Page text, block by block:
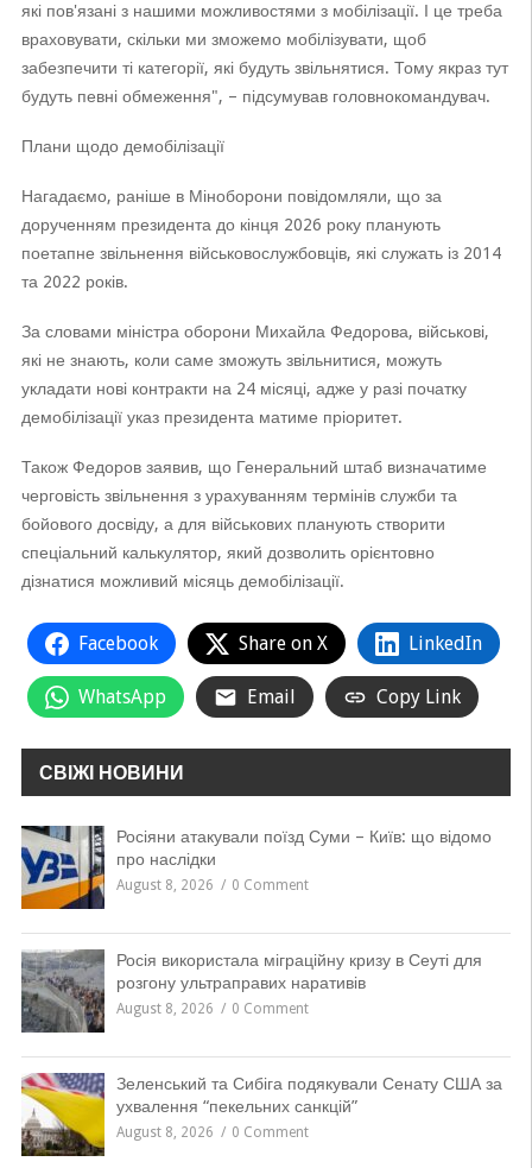
які пов'язані з нашими можливостями з мобілізації. І це треба
враховувати, скільки ми зможемо мобілізувати, щоб
забезпечити ті категорії, які будуть звільнятися. Тому якраз тут
будуть певні обмеження", – підсумував головнокомандувач.
Плани щодо демобілізації
Нагадаємо, раніше в Міноборони повідомляли, що за
дорученням президента до кінця 2026 року планують
поетапне звільнення військовослужбовців, які служать із 2014
та 2022 років.
За словами міністра оборони Михайла Федорова, військові,
які не знають, коли саме зможуть звільнитися, можуть
укладати нові контракти на 24 місяці, адже у разі початку
демобілізації указ президента матиме пріоритет.
Також Федоров заявив, що Генеральний штаб визначатиме
черговість звільнення з урахуванням термінів служби та
бойового досвіду, а для військових планують створити
спеціальний калькулятор, який дозволить орієнтовно
дізнатися можливий місяць демобілізації.
Facebook Share on X LinkedIn
WhatsApp Email Copy Link
СВІЖІ НОВИНИ
Росіяни атакували поїзд Суми – Київ: що відомо
про наслідки
August 8, 2026 0 Comment
Росія використала міграційну кризу в Сеуті для
розгону ультраправих наративів
August 8, 2026 0 Comment
Зеленський та Сибіга подякували Сенату США за
ухвалення “пекельних санкцій”
August 8, 2026 0 Comment